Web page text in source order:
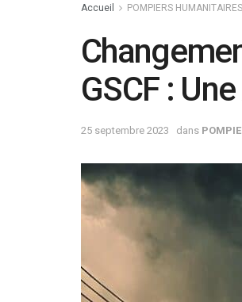
Accueil POMPIERS HUMANITAIRES
GSCF :
25 septembre 2023 dans